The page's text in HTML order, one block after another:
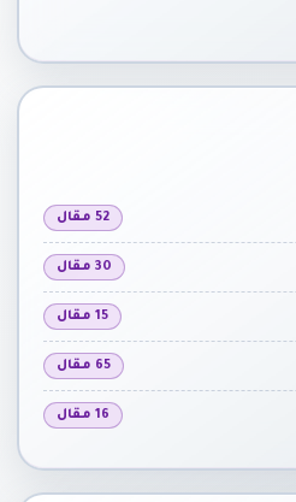
52 مقال
30 مقال
15 مقال
65 مقال
16 مقال